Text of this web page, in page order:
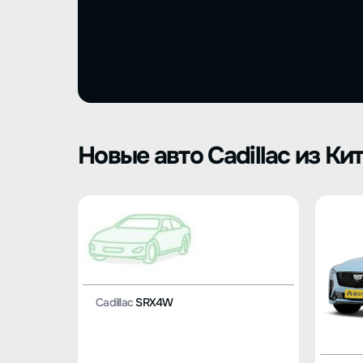
Новые авто Cadillac из
CadillacSRX4W